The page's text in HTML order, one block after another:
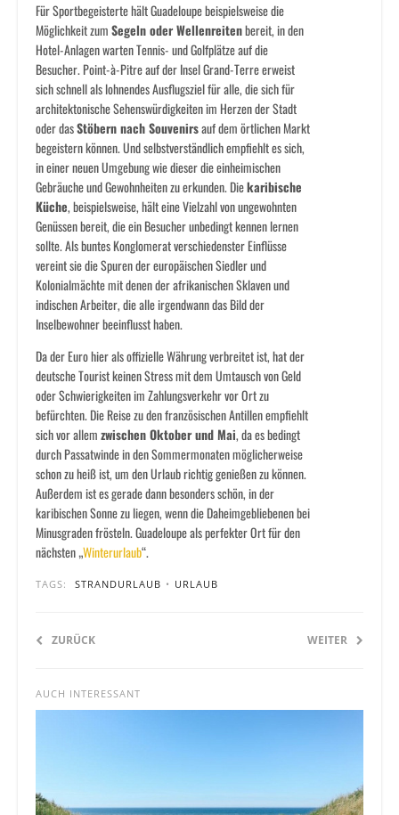
Für Sportbegeisterte hält Guadeloupe beispielsweise die
Möglichkeit zumSegeln oder Wellenreitenbereit, in den
Hotel-Anlagen warten Tennis- und Golfplätze auf die
Besucher. Point-à-Pitre auf der Insel Grand-Terre erweist
sich schnell als lohnendes Ausflugsziel für alle, die sich für
architektonische Sehenswürdigkeiten im Herzen der Stadt
oder dasStöbern nach Souvenirsauf dem örtlichen Markt
begeistern können. Und selbstverständlich empfiehlt es sich,
in einer neuen Umgebung wie dieser die einheimischen
Gebräuche und Gewohnheiten zu erkunden. Diekaribische
Küche, beispielsweise, hält eine Vielzahl von ungewohnten
Genüssen bereit, die ein Besucher unbedingt kennen lernen
sollte. Als buntes Konglomerat verschiedenster Einflüsse
vereint sie die Spuren der europäischen Siedler und
Kolonialmächte mit denen der afrikanischen Sklaven und
indischen Arbeiter, die alle irgendwann das Bild der
Inselbewohner beeinflusst haben.
Da der Euro hier als offizielle Währung verbreitet ist, hat der
deutsche Tourist keinen Stress mit dem Umtausch von Geld
oder Schwierigkeiten im Zahlungsverkehr vor Ort zu
befürchten. Die Reise zu den französischen Antillen empfiehlt
sich vor allemzwischen Oktober und Mai, da es bedingt
durch Passatwinde in den Sommermonaten möglicherweise
schon zu heiß ist, um den Urlaub richtig genießen zu können.
Außerdem ist es gerade dann besonders schön, in der
karibischen Sonne zu liegen, wenn die Daheimgebliebenen bei
Minusgraden frösteln. Guadeloupe als perfekter Ort für den
nächsten „Winterurlaub“.
TAGS: STRANDURLAUB • URLAUB
ZURÜCK WEITER
AUCH INTERESSANT